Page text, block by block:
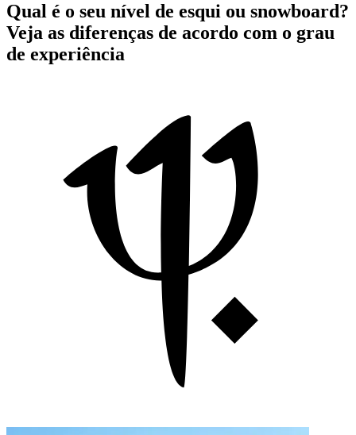
Qual é o seu nível de esqui ou snowboard?
Veja as diferenças de acordo com o grau
de experiência